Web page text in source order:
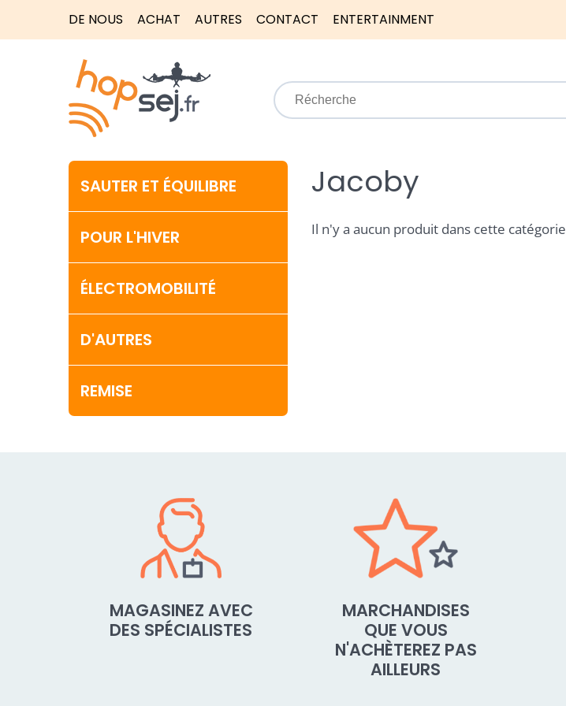
DE NOUS ACHAT AUTRES CONTACT ENTERTAINMENT
SAUTER ET ÉQUILIBRE
POUR L'HIVER
ÉLECTROMOBILITÉ
D'AUTRES
REMISE
Jacoby
Il n'y a aucun produit dans cette catégorie
MAGASINEZ AVEC
DES SPÉCIALISTES
MARCHANDISES
QUE VOUS
N'ACHÈTEREZ PAS
AILLEURS